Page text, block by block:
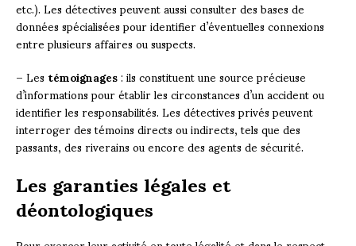
etc.). Les détectives peuvent aussi consulter des bases de
données spécialisées pour identifier d’éventuelles connexions
entre plusieurs affaires ou suspects.
– Lestémoignages: ils constituent une source précieuse
d’informations pour établir les circonstances d’un accident ou
identifier les responsabilités. Les détectives privés peuvent
interroger des témoins directs ou indirects, tels que des
passants, des riverains ou encore des agents de sécurité.
Les garanties légales et
déontologiques